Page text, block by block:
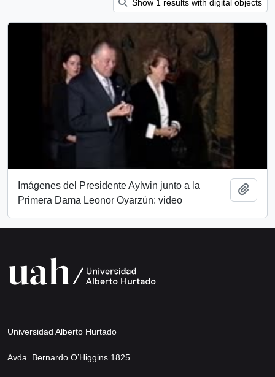
Show 1 results with digital objects
Imágenes del Presidente Aylwin junto a la
Primera Dama Leonor Oyarzún: video
Universidad Alberto Hurtado
Avda. Bernardo O’Higgins 1825